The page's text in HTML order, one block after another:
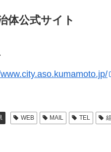
体公式サイト
WEB MAIL TEL